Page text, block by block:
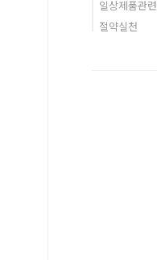
일상제품관련
절약실천